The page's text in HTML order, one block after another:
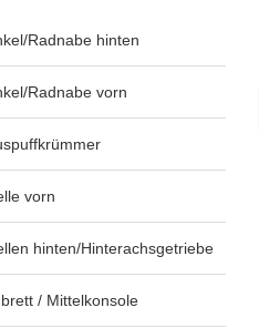
Radnabe hinten
Radnabe vorn
vorn
hinten/Hinterachsgetriebe
/ Mittelkonsole